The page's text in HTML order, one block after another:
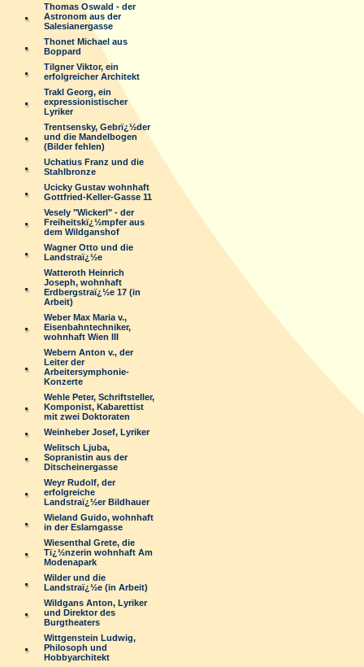
Thomas Oswald - der
Astronom aus der
Salesianergasse
Thonet Michael aus
Boppard
Tilgner Viktor, ein
erfolgreicher Architekt
Trakl Georg, ein
expressionistischer
Lyriker
Trentsensky, Gebrï¿½der
und die Mandelbogen
(Bilder fehlen)
Uchatius Franz und die
Stahlbronze
Ucicky Gustav wohnhaft
Gottfried-Keller-Gasse 11
Vesely "Wickerl" - der
Freiheitskï¿½mpfer aus
dem Wildganshof
Wagner Otto und die
Landstraï¿½e
Watteroth Heinrich
Joseph, wohnhaft
Erdbergstraï¿½e 17 (in
Arbeit)
Weber Max Maria v.,
Eisenbahntechniker,
wohnhaft Wien III
Webern Anton v., der
Leiter der
Arbeitersymphonie-
Konzerte
Wehle Peter, Schriftsteller,
Komponist, Kabarettist
mit zwei Doktoraten
Weinheber Josef, Lyriker
Welitsch Ljuba,
Sopranistin aus der
Ditscheinergasse
Weyr Rudolf, der
erfolgreiche
Landstraï¿½er Bildhauer
Wieland Guido, wohnhaft
in der Eslarngasse
Wiesenthal Grete, die
Tï¿½nzerin wohnhaft Am
Modenapark
Wilder und die
Landstraï¿½e (in Arbeit)
Wildgans Anton, Lyriker
und Direktor des
Burgtheaters
Wittgenstein Ludwig,
Philosoph und
Hobbyarchitekt